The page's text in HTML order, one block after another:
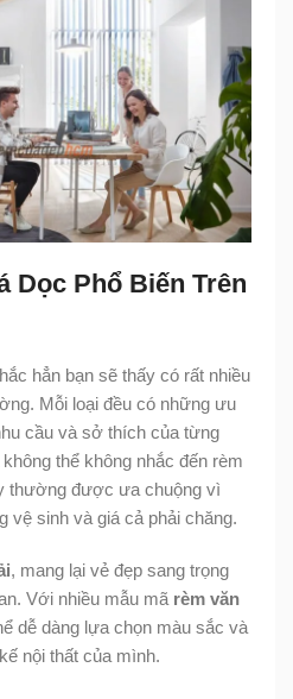
Dọc Phổ Biến Trên
hẳn bạn sẽ thấy có rất nhiều
Mỗi loại đều có những ưu
cầu và sở thích của từng
thể không nhắc đến rèm
thường được ưa chuộng vì
vệ sinh và giá cả phải chăng.
, mang lại vẻ đẹp sang trọng
Với nhiều mẫu mã rèm văn
dễ dàng lựa chọn màu sắc và
nội thất của mình.